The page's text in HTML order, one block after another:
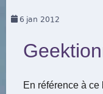
6 jan 2012
En référence à